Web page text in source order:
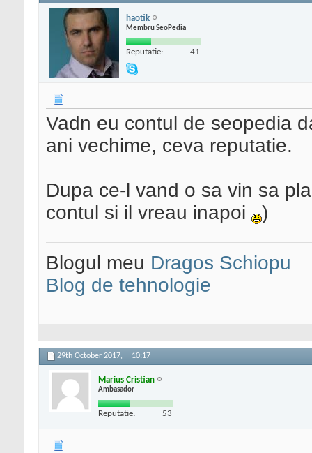
haotik
Membru SeoPedia
Reputatie: 41
Vadn eu contul de seopedia
ani vechime, ceva reputatie.
Dupa ce-l vand o sa vin sa
contul si il vreau inapoi
)
Blogul meu Dragos Schiopu
Blog de tehnologie
29th October 2017, 10:17
Marius Cristian
Ambasador
Reputatie: 53